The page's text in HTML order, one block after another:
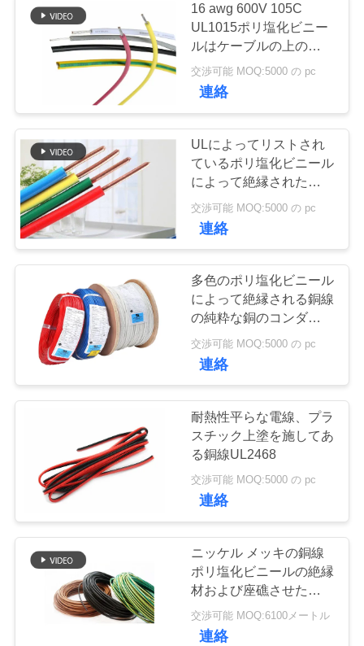
工
場
旅
行
理
連
ガラス繊維によっ
て絶縁される銅線
バッテリーケーブ
ル
34
テフロンによって
絶縁されるワイヤ
ー
ワイヤーの上の
XLPEのホック
200
16 awg 600V 105C
UL1015ポリ塩化ビニー
ルはケーブルの上の銅線
のホックを絶縁しました
交渉可能 MOQ:5000 の pc
連絡
ULによってリストされ
ているポリ塩化ビニール
によって絶縁された銅
線/ポリ塩化ビニールは
エアコンUL1007のため
のケーブルを絶縁しまし
交渉可能 MOQ:5000 の pc
連絡
多色のポリ塩化ビニール
によって絶縁される銅線
の純粋な銅のコンダクタ
ーULによって証明され
るUL1015
交渉可能 MOQ:5000 の pc
連絡
耐熱性平らな電線、プラ
スチック上塗を施してあ
る銅線UL2468
交渉可能 MOQ:5000 の pc
連絡
ニッケル メッキの銅線
ポリ塩化ビニールの絶縁
材および座礁させたコン
ダクターのタイプMysun
の工場安い電線を
交渉可能 MOQ:6100メートル
連絡